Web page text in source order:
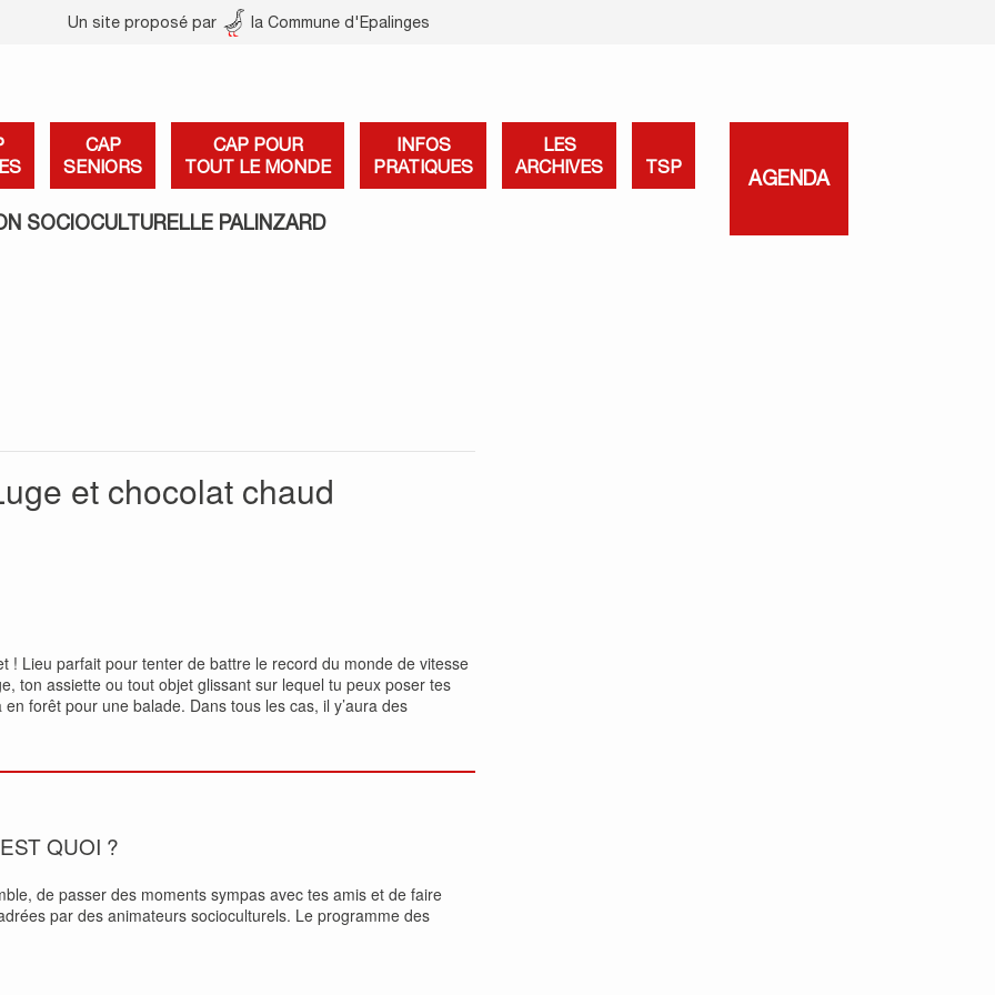
Un site proposé par la Commune d'Epalinges
CAP
SENIORS
CAP POUR
TOUT LE MONDE
INFOS
PRATIQUES
LES
ARCHIVES
TSP
AGENDA
SOCIOCULTURELLE PALINZARD
et chocolat chaud
! Lieu parfait pour tenter de battre le record du monde de vitesse
ton assiette ou tout objet glissant sur lequel tu peux poser tes
forêt pour une balade. Dans tous les cas, il y’aura des
QUOI ?
de passer des moments sympas avec tes amis et de faire
par des animateurs socioculturels. Le programme des